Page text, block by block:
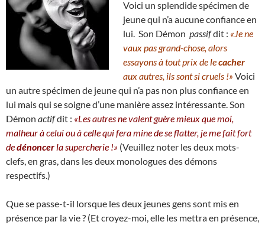
Voici un splendide spécimen de
jeune qui n’a aucune confiance en
lui. Son Démon passifdit : «Je ne
vaux pas grand-chose, alors
essayons à tout prix de lecacher
aux autres, ils sont si cruels !» Voici
un autre spécimen de jeune qui n’a pas non plus confiance en
lui mais qui se soigne d’une manière assez intéressante. Son
Démon actifdit : «Les autres ne valent guère mieux que moi,
malheur à celui ou à celle qui fera mine de se flatter, je me fait fort
dedénoncer la supercherie !» (Veuillez noter les deux mots-
clefs, en gras, dans les deux monologues des démons
respectifs.)
Que se passe-t-il lorsque les deux jeunes gens sont mis en
présence par la vie ? (Et croyez-moi, elle les mettra en présence,